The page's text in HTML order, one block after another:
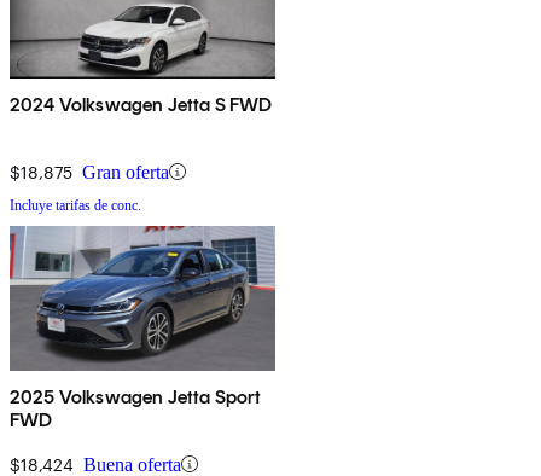
2024 Volkswagen Jetta S FWD
$18,875 Gran oferta
Incluye tarifas de conc.
2025 Volkswagen Jetta Sport
FWD
$18,424 Buena oferta